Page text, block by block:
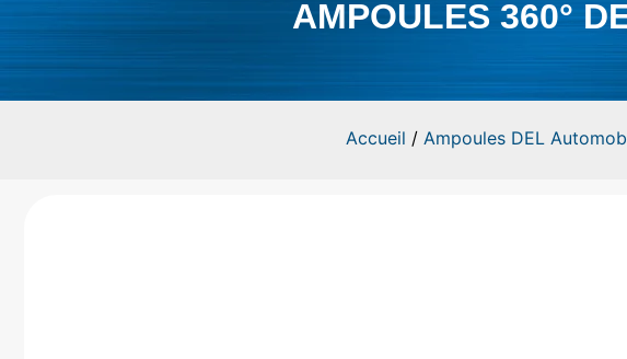
AMPOULES 360°
Accueil / Ampoules DEL